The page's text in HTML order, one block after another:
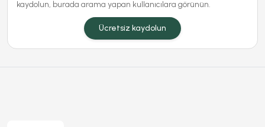
kaydolun, burada arama yapan kullanıcılara görünün.
Ücretsiz kaydolun